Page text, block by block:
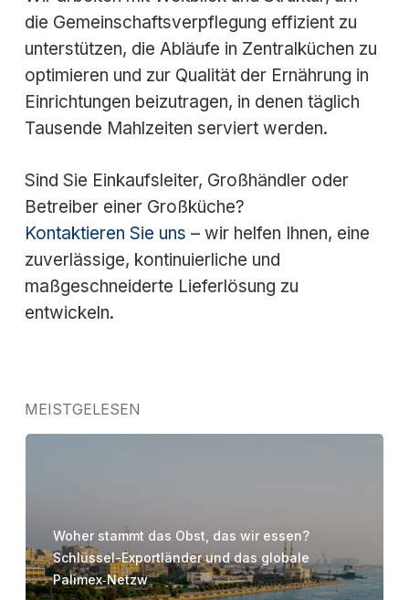
die Gemeinschaftsverpflegung effizient zu
unterstützen, die Abläufe in Zentralküchen zu
optimieren und zur Qualität der Ernährung in
Einrichtungen beizutragen, in denen täglich
Tausende Mahlzeiten serviert werden.
Sind Sie Einkaufsleiter, Großhändler oder
Betreiber einer Großküche?
Kontaktieren Sie uns – wir helfen Ihnen, eine
zuverlässige, kontinuierliche und
maßgeschneiderte Lieferlösung zu
entwickeln.
MEISTGELESEN
Woher stammt das Obst, das wir essen?
Schlüssel-Exportländer und das globale
Palimex‑Netzw